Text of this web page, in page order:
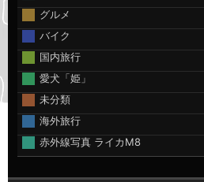
グルメ
バイク
国内旅行
愛犬「姫」
未分類
海外旅行
赤外線写真 ライカM8